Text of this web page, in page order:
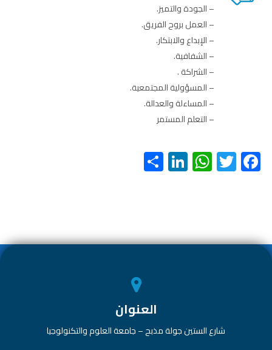
– الجودة والتميز.
– العمل بروح الفريق.
– الإبداع والابتكار.
– الشفافية.
– الشراكة .
– المسؤولية المجتمعية.
– المساءلة والعدالة.
– التعلم المستمر
F
ac
o
T
wi
W
h
A
Li
nk
n
العنوان
شارع الستين جولة مذبح – جامعة العلوم والتكنولوجيا